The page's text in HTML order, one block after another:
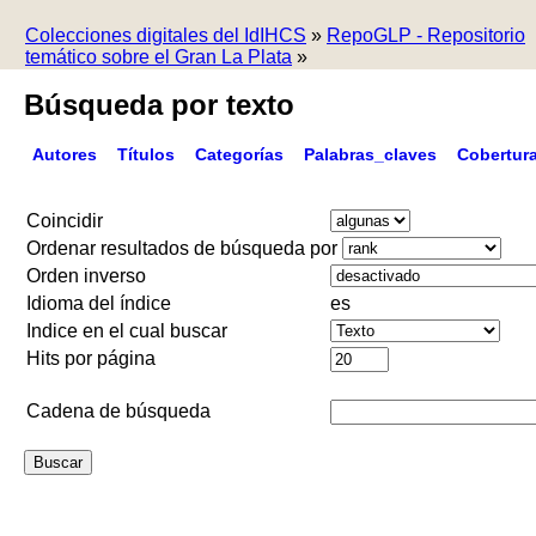
Colecciones digitales del IdIHCS » RepoGLP - Repositorio
temático sobre el Gran La Plata »
Búsqueda por texto
Autores Títulos Categorías Palabras_claves
Coincidir
Ordenar resultados de búsqueda por
Orden inverso
Idioma del índice
es
Indice en el cual buscar
Hits por página
Cadena de búsqueda